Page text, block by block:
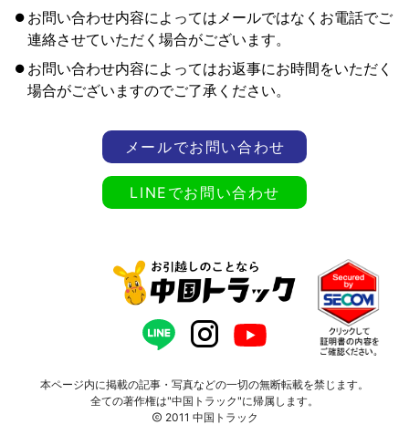
お問い合わせ内容によってはメールではなくお電話でご
連絡させていただく場合がございます。
お問い合わせ内容によってはお返事にお時間をいただく
場合がございますのでご了承ください。
メールでお問い合わせ
LINEでお問い合わせ
本ページ内に掲載の記事・写真などの一切の無断転載を禁じます。
全ての著作権は"中国トラック"に帰属します。
2011 中国トラック